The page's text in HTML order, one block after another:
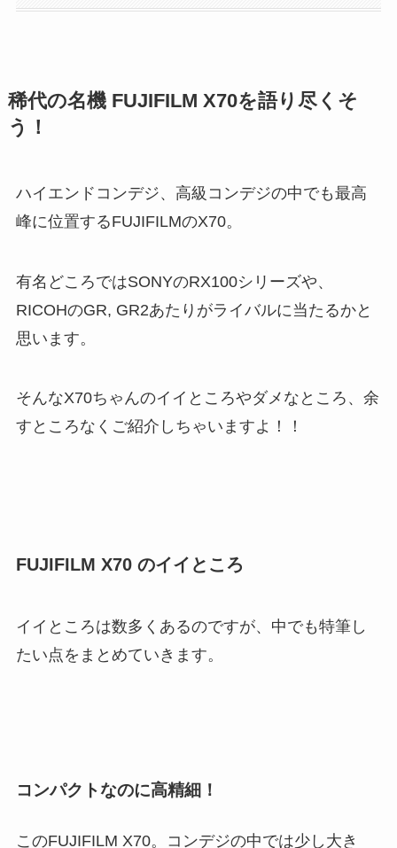
稀代の名機 FUJIFILM X70を語り尽くそ
う！
ハイエンドコンデジ、高級コンデジの中でも最高
峰に位置するFUJIFILMのX70。
有名どころではSONYのRX100シリーズや、
RICOHのGR, GR2あたりがライバルに当たるかと
思います。
そんなX70ちゃんのイイところやダメなところ、余
すところなくご紹介しちゃいますよ！！
FUJIFILM X70 のイイところ
イイところは数多くあるのですが、中でも特筆し
たい点をまとめていきます。
コンパクトなのに高精細！
このFUJIFILM X70。コンデジの中では少し大き